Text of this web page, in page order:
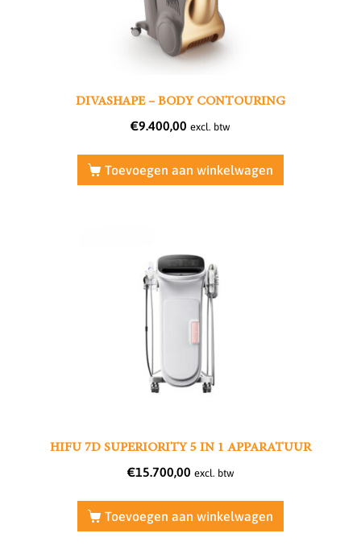
DIVASHAPE – BODY CONTOURING
€9.400,00 excl. btw
Toevoegen aan winkelwagen
HIFU 7D SUPERIORITY 5 IN 1 APPARATUUR
€15.700,00 excl. btw
Toevoegen aan winkelwagen